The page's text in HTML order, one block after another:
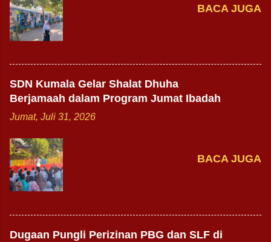
BACA JUGA
SDN Kumala Gelar Shalat Dhuha
Berjamaah dalam Program Jumat Ibadah
Jumat, Juli 31, 2026
BACA JUGA
Dugaan Pungli Perizinan PBG dan SLF di